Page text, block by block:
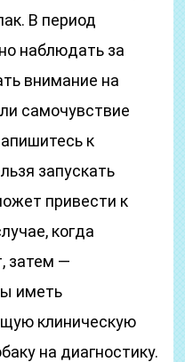
В период
наблюдать за
внимание на
самочувствие
к
запускать
привести к
когда
затем —
иметь
клиническую
на диагностику.